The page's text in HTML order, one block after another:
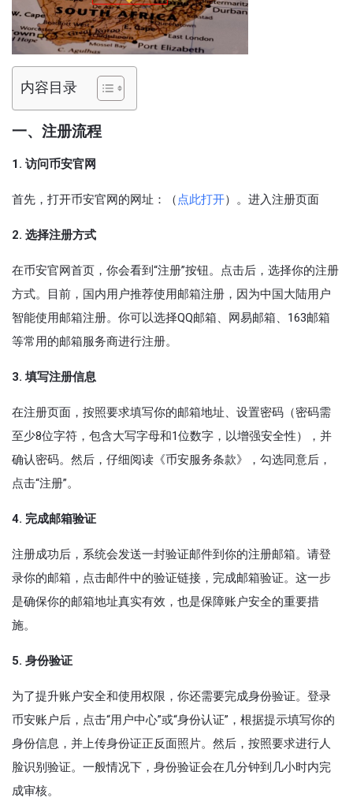
内容目录
一、注册流程
1. 访问币安官网
首先，打开币安官网的网址：（ 点此打开）。进入注册页面
2. 选择注册方式
在币安官网首页，你会看到“注册”按钮。点击后，选择你的注册
方式。目前，国内用户推荐使用邮箱注册，因为中国大陆用户
智能使用邮箱注册。你可以选择QQ邮箱、网易邮箱、163邮箱
等常用的邮箱服务商进行注册。
3. 填写注册信息
在注册页面，按照要求填写你的邮箱地址、设置密码（密码需
至少8位字符，包含大写字母和1位数字，以增强安全性），并
确认密码。然后，仔细阅读《币安服务条款》，勾选同意后，
点击“注册”。
4. 完成邮箱验证
注册成功后，系统会发送一封验证邮件到你的注册邮箱。请登
录你的邮箱，点击邮件中的验证链接，完成邮箱验证。这一步
是确保你的邮箱地址真实有效，也是保障账户安全的重要措
施。
5. 身份验证
为了提升账户安全和使用权限，你还需要完成身份验证。登录
币安账户后，点击“用户中心”或“身份认证”，根据提示填写你的
身份信息，并上传身份证正反面照片。然后，按照要求进行人
脸识别验证。一般情况下，身份验证会在几分钟到几小时内完
成审核。